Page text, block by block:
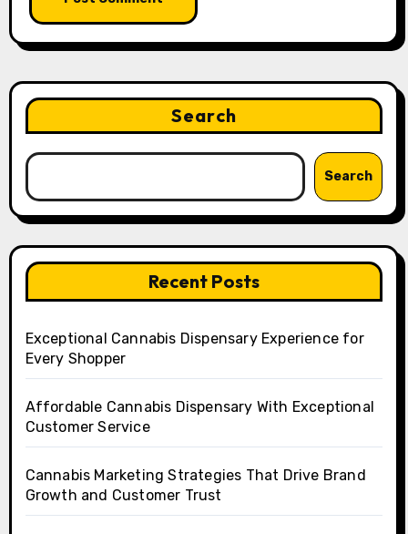
Search
Search
Recent Posts
Exceptional Cannabis Dispensary Experience for
Every Shopper
Affordable Cannabis Dispensary With Exceptional
Customer Service
Cannabis Marketing Strategies That Drive Brand
Growth and Customer Trust